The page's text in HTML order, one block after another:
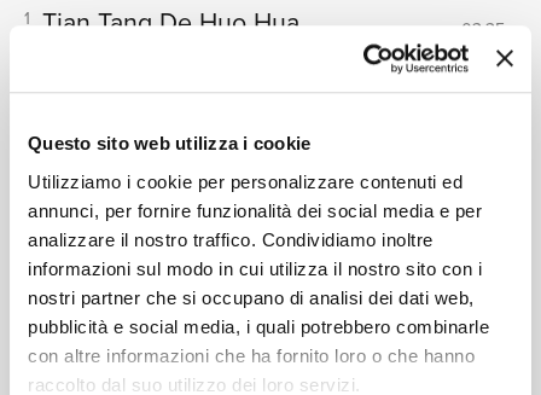
Questo sito web utilizza i cookie
Utilizziamo i cookie per personalizzare contenuti ed
annunci, per fornire funzionalità dei social media e per
analizzare il nostro traffico. Condividiamo inoltre
informazioni sul modo in cui utilizza il nostro sito con i
nostri partner che si occupano di analisi dei dati web,
pubblicità e social media, i quali potrebbero combinarle
con altre informazioni che ha fornito loro o che hanno
raccolto dal suo utilizzo dei loro servizi.
1 Tian Tang De Huo Hua
03:35
2 Xing Ye De Hu Huan
03:33
Tian Tang De Huo Hua
(Instrumental)
03:35
Alan Tam
Formati disponibili:
RICERCA
CHI SIAMO
CONTATTI